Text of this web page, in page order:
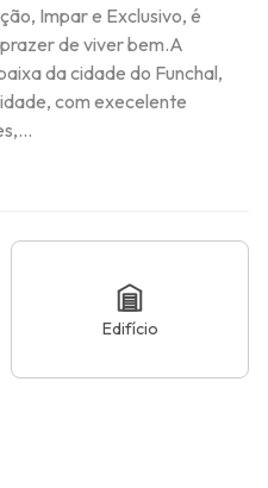
Impar e Exclusivo, é
de viver bem.A
da cidade do Funchal,
com execelente
Edifício